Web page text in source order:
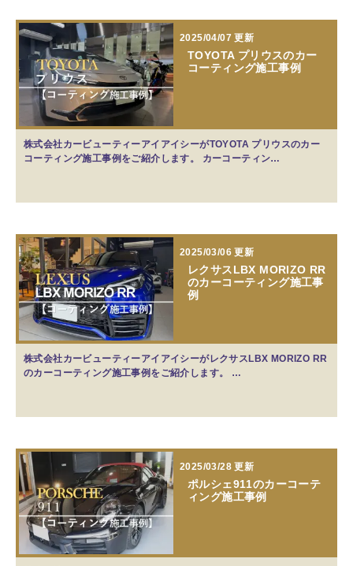
2025/04/07 更新
TOYOTA プリウスのカー
コーティング施工事例
株式会社カービューティーアイアイシーがTOYOTA プリウスのカー
コーティング施工事例をご紹介します。 カーコーティン…
2025/03/06 更新
レクサスLBX MORIZO RR
のカーコーティング施工事
例
株式会社カービューティーアイアイシーがレクサスLBX MORIZO RR
のカーコーティング施工事例をご紹介します。 …
2025/03/28 更新
ポルシェ911のカーコーテ
ィング施工事例